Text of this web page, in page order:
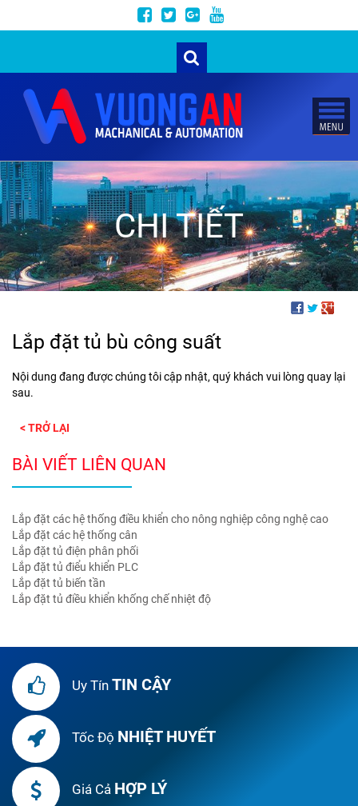
CHI TIẾT
Lắp đặt tủ bù công suất
Nội dung đang được chúng tôi cập nhật, quý khách vui lòng quay lại
sau.
< TRỞ LẠI
BÀI VIẾT LIÊN QUAN
Lắp đặt các hệ thống điều khiển cho nông nghiệp công nghệ cao
Lắp đặt các hệ thống cân
Lắp đặt tủ điện phân phối
Lắp đặt tủ điểu khiển PLC
Lắp đặt tủ biến tần
Lắp đặt tủ điều khiển khống chế nhiệt độ
Uy Tín TIN CẬY
Tốc Độ NHIỆT HUYẾT
Giá Cả HỢP LÝ